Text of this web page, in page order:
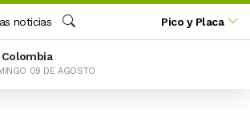
noticias
Buscar
Pico y Placa
Colombia
09 DE AGOSTO